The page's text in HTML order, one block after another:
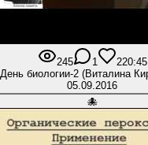
245 1 220:45
День биологии-2 (Виталина
05.09.2016
🐙